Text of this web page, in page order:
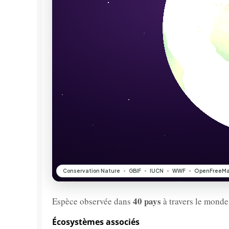
Espèce observée dans 40 pays à travers le
Écosystèmes associés